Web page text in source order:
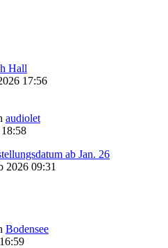
Hall
17:56
audiolet
ab Jan. 26
2026 09:31
Bodensee